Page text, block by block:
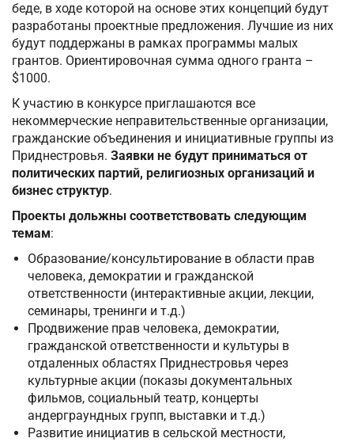
беде, в ходе которой на основе этих концепций будут
разработаны проектные предложения. Лучшие из них
будут поддержаны в рамках программы малых
грантов. Ориентировочная сумма одного гранта –
$1000.
К участию в конкурсе приглашаются все
некоммерческие неправительственные организации,
гражданские объединения и инициативные группы из
Приднестровья. Заявки не будут приниматься от
политических партий, религиозных организаций и
бизнес структур.
Проекты дольжны соответствовать следующим
темам:
Образование/консультирование в области прав
человека, демократии и гражданской
ответственности (интерактивные акции, лекции,
семинары, тренинги и т.д.)
Продвижение прав человека, демократии,
гражданской ответственности и культуры в
отдаленных областях Приднестровья через
культурные акции (показы документальных
фильмов, социальный театр, концерты
андерграундных групп, выставки и т.д.)
Развитие инициатив в сельской местности,